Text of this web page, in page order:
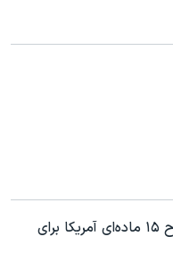
نتانیاهو طرح ۱۵ ماده‌ای آمریکا برای